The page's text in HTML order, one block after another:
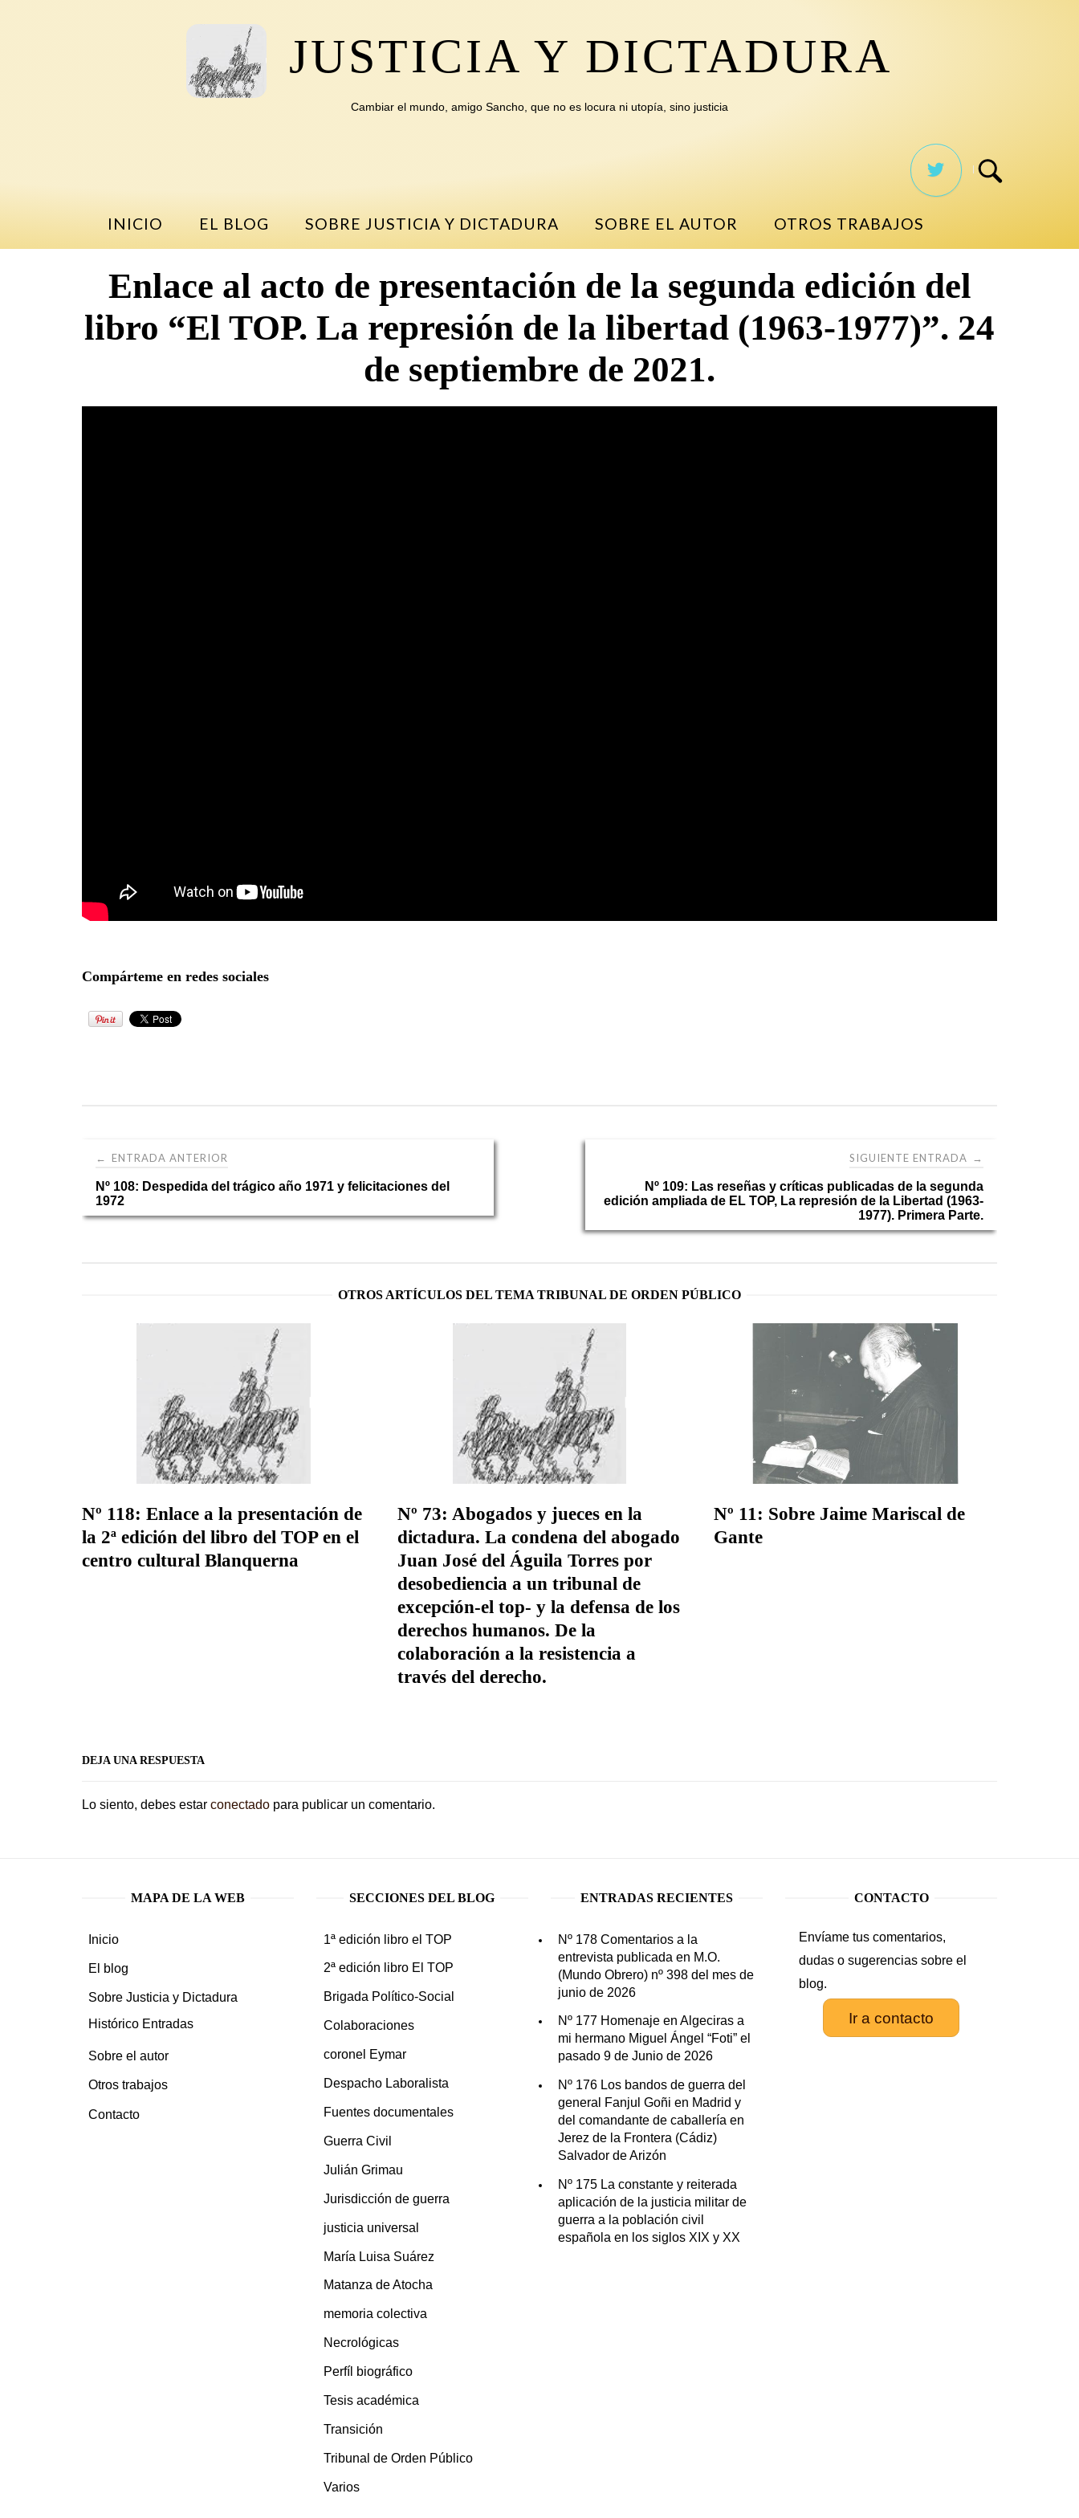
JUSTICIA Y DICTADURA
Cambiar el mundo, amigo Sancho, que no es locura ni utopía, sino justicia
INICIO EL BLOG SOBRE JUSTICIA Y DICTADURA SOBRE EL AUTOR OTROS TRABAJOS
Enlace al acto de presentación de la segunda edición del
libro “El TOP. La represión de la libertad (1963-1977)”. 24
de septiembre de 2021.
Compárteme en redes sociales
Navegación
de
← ENTRADA ANTERIOR
Nº 108: Despedida del trágico año 1971 y felicitaciones del
1972
SIGUIENTE ENTRADA →
Nº 109: Las reseñas y críticas publicadas de la segunda
edición ampliada de EL TOP, La represión de la Libertad (1963-
1977). Primera Parte.
OTROS ARTÍCULOS DEL TEMA TRIBUNAL DE ORDEN PÚBLICO
Nº 118: Enlace a la presentación de
la 2ª edición del libro del TOP en el
centro cultural Blanquerna
Nº 73: Abogados y jueces en la
dictadura. La condena del abogado
Juan José del Águila Torres por
desobediencia a un tribunal de
excepción-el top- y la defensa de los
derechos humanos. De la
colaboración a la resistencia a
través del derecho.
Nº 11: Sobre Jaime Mariscal de
Gante
DEJA UNA RESPUESTA
Lo siento, debes estar conectado para publicar un comentario.
MAPA DE LA WEB
Inicio
El blog
Sobre Justicia y Dictadura
Histórico Entradas
Sobre el autor
Otros trabajos
Contacto
SECCIONES DEL BLOG
1ª edición libro el TOP
2ª edición libro El TOP
Brigada Político-Social
Colaboraciones
coronel Eymar
Despacho Laboralista
Fuentes documentales
Guerra Civil
Julián Grimau
Jurisdicción de guerra
justicia universal
María Luisa Suárez
Matanza de Atocha
memoria colectiva
Necrológicas
Perfíl biográfico
Tesis académica
Transición
Tribunal de Orden Público
Varios
ENTRADAS RECIENTES
Nº 178 Comentarios a la
entrevista publicada en M.O.
(Mundo Obrero) nº 398 del mes de
junio de 2026
Nº 177 Homenaje en Algeciras a
mi hermano Miguel Ángel “Foti” el
pasado 9 de Junio de 2026
Nº 176 Los bandos de guerra del
general Fanjul Goñi en Madrid y
del comandante de caballería en
Jerez de la Frontera (Cádiz)
Salvador de Arizón
Nº 175 La constante y reiterada
aplicación de la justicia militar de
guerra a la población civil
española en los siglos XIX y XX
CONTACTO
Envíame tus comentarios,
dudas o sugerencias sobre el
blog.
Ir a contacto